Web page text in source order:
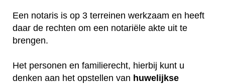
Een notaris is op 3 terreinen werkzaam en heeft
daar de rechten om een notariële akte uit te
brengen.
Het personen en familierecht, hierbij kunt u
denken aan het opstellen van huwelijkse